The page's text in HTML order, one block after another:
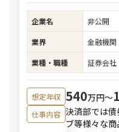
企業名
非公開
業界
金融機関
業種・職種
証券会社
想定年収 540万円〜
仕事内容 決済部では債
ブ等様々な